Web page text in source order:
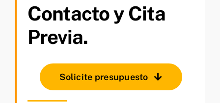
Contacto y Cita
Previa.
Solicite presupuesto